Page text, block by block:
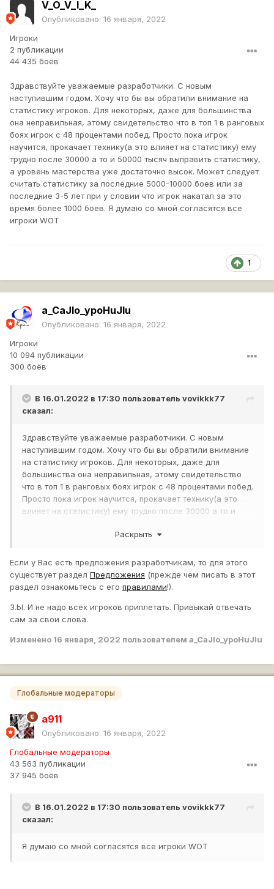
V_O_V_I_K_
Опубликовано: 16 января, 2022
Игроки
2 публикации
44 435 боёв
Здравствуйте уважаемые разработчики. С новым
наступившим годом. Хочу что бы вы обратили внимание на
статистику игроков. Для некоторых, даже для большинства
она неправильная, этому свидетельство что в топ 1 в ранговых
боях игрок с 48 процентами побед. Просто пока игрок
научится, прокачает технику(а это влияет на статистику) ему
трудно после 30000 а то и 50000 тысяч выправить статистику,
а уровень мастерства уже достаточно высок. Может следует
считать статистику за последние 5000-10000 боев или за
последние 3-5 лет при у словии что игрок накатал за это
время более 1000 боев. Я думаю со мной согласятся все
игроки WOT
1
a_CaJIo_ypoHuJIu
Опубликовано: 16 января, 2022
Игроки
10 094 публикации
300 боёв
В 16.01.2022 в 17:30 пользователь vovikkk77
сказал:
Здравствуйте уважаемые разработчики. С новым
наступившим годом. Хочу что бы вы обратили внимание
на статистику игроков. Для некоторых, даже для
большинства она неправильная, этому свидетельство
что в топ 1 в ранговых боях игрок с 48 процентами побед.
Просто пока игрок научится, прокачает технику(а это
влияет на статистику) ему трудно после 30000 а то и
мастерства уже достаточно высок. Может следует
за последние 3-5 лет при у словии что игрок накатал за
это время более 1000 боев. Я думаю со мной согласятся
все игроки WOT
Раскрыть
Если у Вас есть предложения разработчикам, то для этого
существует раздел Предложения (прежде чем писать в этот
раздел ознакомьтесь с его правилами!).
З.Ы. И не надо всех игроков приплетать. Привыкай отвечать
сам за свои слова.
Изменено 16 января, 2022 пользователем a_CaJIo_ypoHuJIu
Глобальные модераторы
a911
Опубликовано: 16 января, 2022
Глобальные модераторы
43 563 публикации
37 945 боёв
В 16.01.2022 в 17:30 пользователь vovikkk77
сказал:
Я думаю со мной согласятся все игроки WOT